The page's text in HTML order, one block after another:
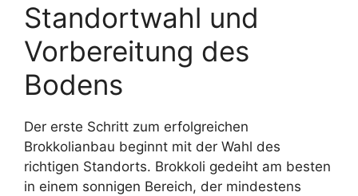
Standortwahl und
Vorbereitung des
Bodens
Der erste Schritt zum erfolgreichen
Brokkolianbau beginnt mit der Wahl des
richtigen Standorts. Brokkoli gedeiht am besten
in einem sonnigen Bereich, der mindestens